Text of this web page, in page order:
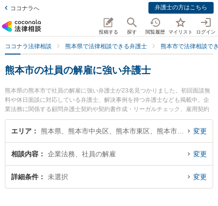
ココナラへ 弁護士の方はこちら
投稿する 探す 閲覧履歴 マイリスト ログイン
ココナラ法律相談 熊本県で法律相談できる弁護士 熊本市で法律相談で
熊本市の社員の解雇に強い弁護士
熊本県の熊本市で社員の解雇に強い弁護士が23名見つかりました。初回面談無
料や休日面談に対応している弁護士、解決事例を持つ弁護士なども掲載中。企
業法務に関係する顧問弁護士契約や契約書作成・リーガルチェック、雇用契約
書・就業規則作成等の細かな分野での絞り込み検索もでき便利です。特に桜樹
法律事務所の園田 将吾弁護士や田迎法律事務所の髙瀬 真哉弁護士、東京スター
雇のトラブルを今すぐに弁護士に相談したい』『社員の解雇のトラブル解決の
実績豊富な近くの弁護士を検索したい』『初回相談無料で社員の解雇を法律相
談できる熊本市内の弁護士に相談予約したい』などでお困りの相談者さんにお
エリア 変更
相談内容 企業法務、社員の解雇 変更
詳細条件 未選択 変更